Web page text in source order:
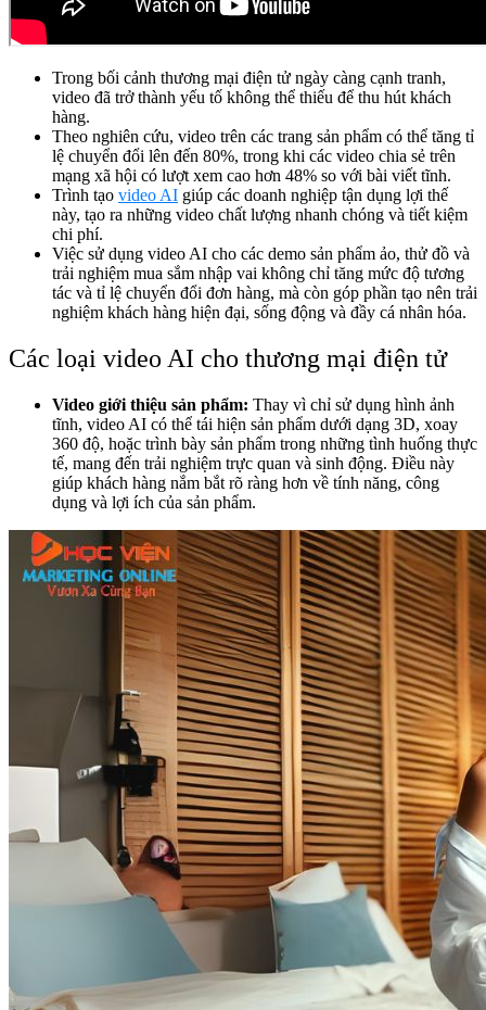
Trong bối cảnh thương mại điện tử ngày càng cạnh tranh,
video đã trở thành yếu tố không thể thiếu để thu hút khách
hàng.
Theo nghiên cứu, video trên các trang sản phẩm có thể tăng tỉ
lệ chuyển đổi lên đến 80%, trong khi các video chia sẻ trên
mạng xã hội có lượt xem cao hơn 48% so với bài viết tĩnh.
Trình tạo video AI giúp các doanh nghiệp tận dụng lợi thế
này, tạo ra những video chất lượng nhanh chóng và tiết kiệm
chi phí.
Việc sử dụng video AI cho các demo sản phẩm ảo, thử đồ và
trải nghiệm mua sắm nhập vai không chỉ tăng mức độ tương
tác và tỉ lệ chuyển đổi đơn hàng, mà còn góp phần tạo nên trải
nghiệm khách hàng hiện đại, sống động và đầy cá nhân hóa.
Các loại video AI cho thương mại điện tử
Video giới thiệu sản phẩm: Thay vì chỉ sử dụng hình ảnh
tĩnh, video AI có thể tái hiện sản phẩm dưới dạng 3D, xoay
360 độ, hoặc trình bày sản phẩm trong những tình huống thực
tế, mang đến trải nghiệm trực quan và sinh động. Điều này
giúp khách hàng nắm bắt rõ ràng hơn về tính năng, công
dụng và lợi ích của sản phẩm.